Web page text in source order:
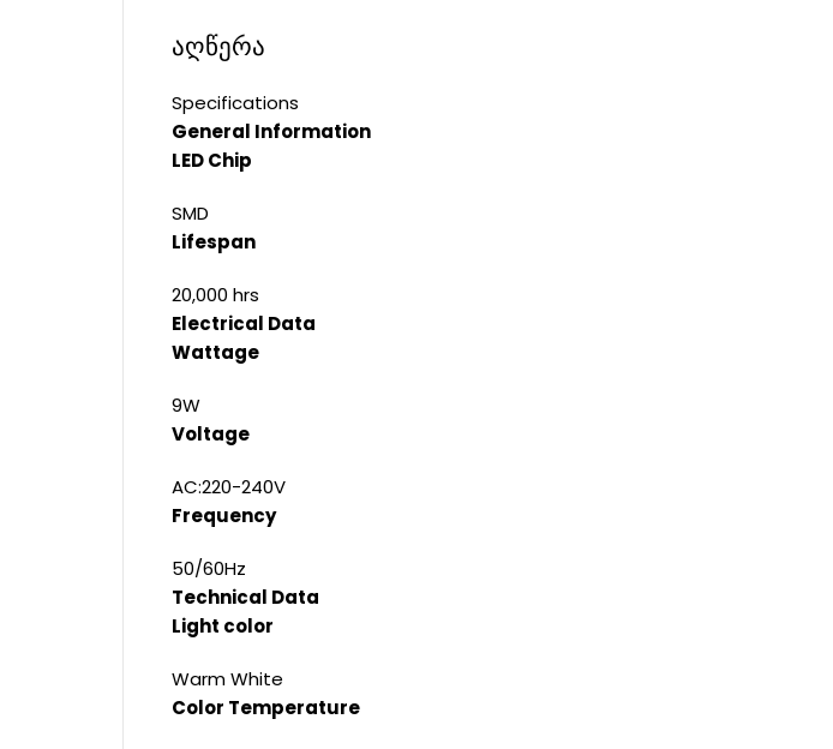
აღწერა
Specifications
General Information
LED Chip
SMD
Lifespan
20,000 hrs
Electrical Data
Wattage
9W
Voltage
AC:220-240V
Frequency
50/60Hz
Technical Data
Light color
Warm White
Color Temperature